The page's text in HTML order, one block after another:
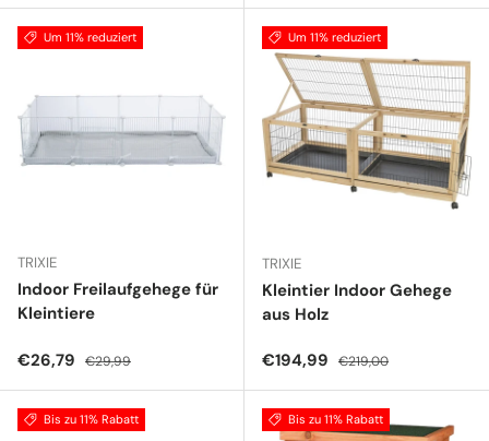
Um 11% reduziert
TRIXIE
Indoor Freilaufgehege für
Kleintiere
Verkaufspreis
€26,79 Normaler Preis
€29,99
Um 11% reduziert
TRIXIE
Kleintier Indoor Gehege
aus Holz
Verkaufspreis
€194,99 Normaler Preis
€219,00
Bis zu 11% Rabatt Bis zu 11% Rabatt